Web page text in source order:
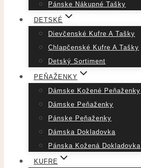
Pánske Nákupné Tašky
DETSKÉ
Dievčenské Kufre A Tašky
Chlapčenské Kufre A Tašky
Detský Sortiment
PEŇAŽENKY
Dámske Kožené Peňaženky
Dámske Peňaženky
Pánske Peňaženky
Dámska Dokladovka
Pánska Kožená Dokladovka
KUFRE